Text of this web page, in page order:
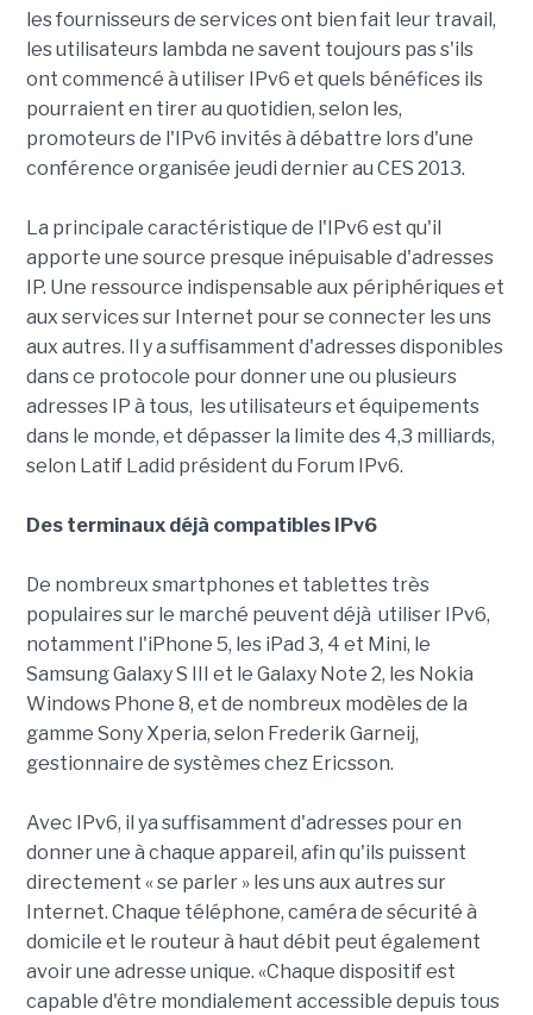
les fournisseurs de services ont bien fait leur travail,
les utilisateurs lambda ne savent toujours pas s'ils
ont commencé à utiliser IPv6 et quels bénéfices ils
pourraient en tirer au quotidien, selon les,
promoteurs de l'IPv6 invités à débattre lors d'une
conférence organisée jeudi dernier au CES 2013.
La principale caractéristique de l'IPv6 est qu'il
apporte une source presque inépuisable d'adresses
IP. Une ressource indispensable aux périphériques et
aux services sur Internet pour se connecter les uns
aux autres. Il y a suffisamment d'adresses disponibles
dans ce protocole pour donner une ou plusieurs
adresses IP à tous, les utilisateurs et équipements
dans le monde, et dépasser la limite des 4,3 milliards,
selon Latif Ladid président du Forum IPv6.
Des terminaux déjà compatibles IPv6
De nombreux smartphones et tablettes très
populaires sur le marché peuvent déjà utiliser IPv6,
notamment l'iPhone 5, les iPad 3, 4 et Mini, le
Samsung Galaxy S III et le Galaxy Note 2, les Nokia
Windows Phone 8, et de nombreux modèles de la
gamme Sony Xperia, selon Frederik Garneij,
gestionnaire de systèmes chez Ericsson.
Avec IPv6, il ya suffisamment d'adresses pour en
donner une à chaque appareil, afin qu'ils puissent
directement « se parler » les uns aux autres sur
Internet. Chaque téléphone, caméra de sécurité à
domicile et le routeur à haut débit peut également
avoir une adresse unique. «Chaque dispositif est
capable d'être mondialement accessible depuis tous